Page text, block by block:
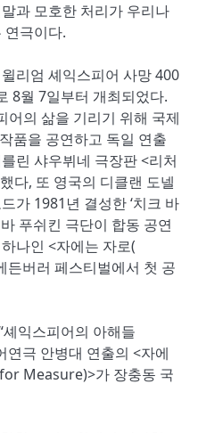
과 모호한 처리가 우리나
연극이다.
리엄 셰익스피어 사망 400
8월 7일부터 개최되었다.
어의 삶을 기리기 위해 국제
품을 공연하고 독일 연출
린 샤우뷔네 극장판 <리처
다, 또 영국의 디클랜 도넬
가 1981년 결성한 ‘치크 바
푸쉬킨 극단이 합동 공연
나인 <자에는 자로(
버러 페스티벌에서 첫 공
익스피어의 아해들
극 안병대 연출의 <자에
Measure)>가 장충동 국